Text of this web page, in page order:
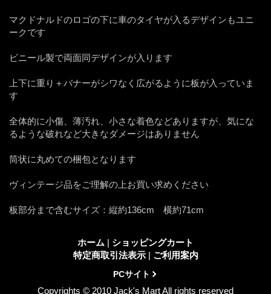
マクドナルドのロゴの下に車のタイヤが入るデザインもユニ
ークです
ビニール製で両面同デザインが入ります
上下に重り＋バナーがシワなく広がるように板が入っていま
す
全体的に小傷、薄汚れ、小さな着色などありますが、気にな
るような破れなど大きなダメージはありません
筒状に丸めての梱包となります
ヴィンテージ品をご理解の上お買い求めください
板部分まで含むサイズ：縦約136cm 横約71cm
ホーム | ショッピングカート
特定商取引法表示 | ご利用案内
PCサイト
Copyrights © 2010 Jack's Mart All rights reserved